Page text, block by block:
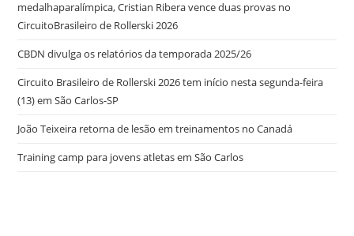
medalhaparalímpica, Cristian Ribera vence duas provas no
CircuitoBrasileiro de Rollerski 2026
CBDN divulga os relatórios da temporada 2025/26
Circuito Brasileiro de Rollerski 2026 tem início nesta segunda-feira
(13) em São Carlos-SP
João Teixeira retorna de lesão em treinamentos no Canadá
Training camp para jovens atletas em São Carlos